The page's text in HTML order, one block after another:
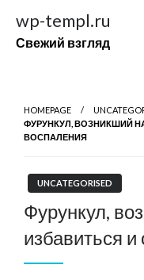
содержимому
wp-templ.ru
Свежий взгляд
HOMEPAGE
ФУРУНКУЛ, ВОЗНИКШИЙ
ВОСПАЛЕНИЯ
UNCATEGORISED
Фурункул,
избавиться